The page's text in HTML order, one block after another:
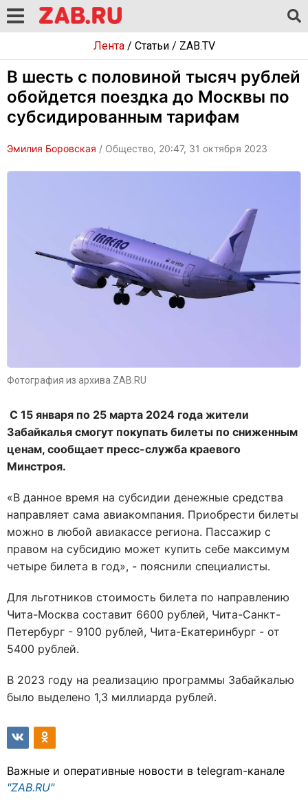
Лента/ Статьи/ ZAB.TV
В шесть с половиной тысяч рублей
обойдется поездка до Москвы по
субсидированным тарифам
Эмилия Боровская / Общество, 20:47, 31 октября 2023
Фотография из архива ZAB.RU
С 15 января по 25 марта 2024 года жители
Забайкалья смогут покупать билеты по сниженным
ценам, сообщает пресс-служба краевого
Минстроя.
«В данное время на субсидии денежные средства
направляет сама авиакомпания. Приобрести билеты
можно в любой авиакассе региона. Пассажир с
правом на субсидию может купить себе максимум
четыре билета в год», - пояснили специалисты.
Для льготников стоимость билета по направлению
Чита-Москва составит 6600 рублей, Чита-Санкт-
Петербург - 9100 рублей, Чита-Екатеринбург - от
5400 рублей.
В 2023 году на реализацию программы Забайкалью
было выделено 1,3 миллиарда рублей.
Важные и оперативные новости в telegram-канале
"ZAB.RU"